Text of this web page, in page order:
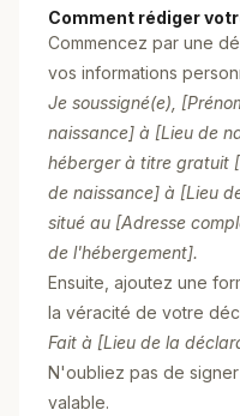
Comment rédiger
Commencez par une
vos informations
Je soussigné(e),
naissance] à [Lieu de
héberger à titre gratuit
de naissance] à [Lieu
situé au [Adresse
de l'hébergement].
Ensuite, ajoutez une
la véracité de votre
Fait à [Lieu de la
N'oubliez pas de
valable.